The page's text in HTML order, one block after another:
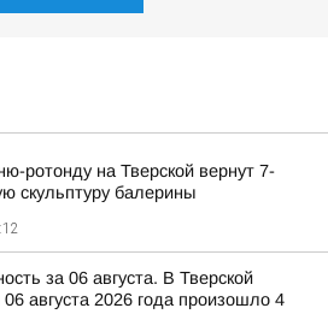
ротонду на Тверской вернут 7-
скульптуру балерины
за 06 августа. В Тверской
06 августа 2026 года произошло 4